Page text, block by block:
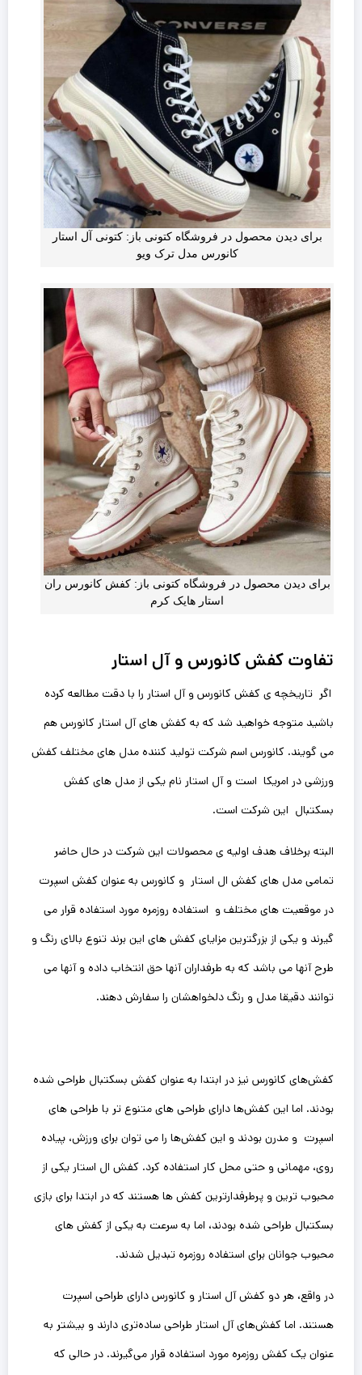
برای دیدن محصول در فروشگاه کتونی باز: کتونی آل استار
کانورس مدل ترک ویو
برای دیدن محصول در فروشگاه کتونی باز: کفش کانورس ران
استار هایک کرم
تفاوت کفش کانورس و آل استار
اگر تاریخچه ی کفش کانورس و آل استار را با دقت مطالعه کرده
باشید متوجه خواهید شد که به کفش های آل استار کانورس هم‌
می گویند. کانورس اسم شرکت تولید کننده مدل های مختلف کفش
ورزشی در امریکا است و آل استار نام یکی از مدل های کفش
بسکتبال این شرکت است.
البته برخلاف هدف اولیه ی محصولات این شرکت در حال حاضر
تمامی مدل های کفش ال استار و کانورس به عنوان کفش اسپرت
در موقعیت های مختلف و استفاده روزمره مورد استفاده‌ قرار می
گیرند و یکی از بزرگترین مزایای کفش های این برند تنوع بالای رنگ و
طرح آنها می باشد که به طرفداران آنها حق انتخاب داده و آنها می
توانند دقیقا مدل و رنگ دلخواهشان را سفارش دهند.
کفش‌های کانورس نیز در ابتدا به عنوان کفش بسکتبال طراحی شده
بودند. اما این کفش‌ها دارای طراحی ‌های متنوع ‌تر با طراحی ‌های
اسپرت و مدرن بودند و این کفش‌ها را می ‌توان برای ورزش، پیاده
‌روی، مهمانی و حتی محل کار استفاده کرد. کفش ال استار یکی از
محبوب ترین و پرطرفدارترین کفش ها هستند که در ابتدا برای بازی
بسکتبال طراحی شده بودند، اما به سرعت به یکی از کفش های
محبوب جوانان برای استفاده روزمره تبدیل شدند.
در واقع، هر دو کفش آل استار و کانورس دارای طراحی اسپرت
هستند. اما کفش‌های آل استار طراحی ساده‌تری دارند و بیشتر به
عنوان یک کفش روزمره مورد استفاده قرار می‌گیرند. در حالی که